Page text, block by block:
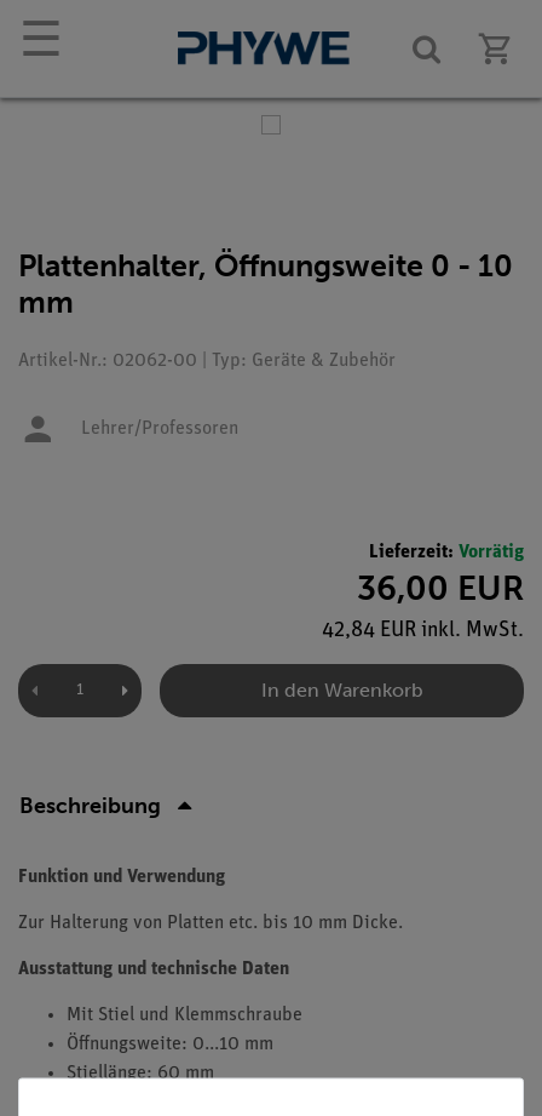
☰
Plattenhalter, Öffnungsweite 0 - 10
mm
Artikel-Nr.: 02062-00 | Typ: Geräte & Zubehör
Lehrer/Professoren
Lieferzeit: Vorrätig
36,00 EUR
42,84 EUR inkl. MwSt.
In den Warenkorb
Beschreibung
Funktion und Verwendung
Zur Halterung von Platten etc. bis 10 mm Dicke.
Ausstattung und technische Daten
Mit Stiel und Klemmschraube
Öffnungsweite: 0...10 mm
Stiellänge: 60 mm